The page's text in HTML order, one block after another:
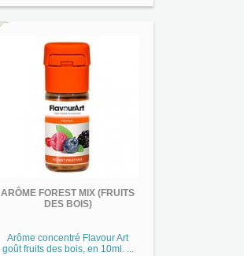
ARÔME FOREST MIX (FRUITS
DES BOIS)
Arôme concentré Flavour Art
goût fruits des bois, en 10ml. ...